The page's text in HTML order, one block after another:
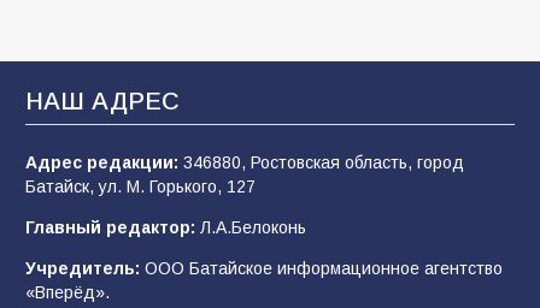
«Мобилизация или набор?» Что на самом
деле происходит в армии России в августе
2026 года
НАШ АДРЕС
Адрес редакции: 346880, Ростовская область, город
Батайск, ул. М. Горького, 127
Главный редактор: Л.А.Белоконь
Учредитель: ООО Батайское информационное агентство
«Вперёд».